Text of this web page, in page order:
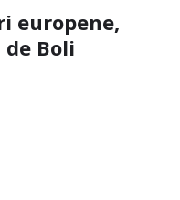
europene,
Boli